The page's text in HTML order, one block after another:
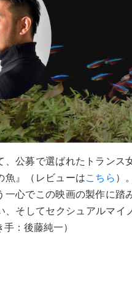
、公募で選ばれたトランス
魚』（レビューはこちら ）
一心でこの映画の製作に踏
、そしてセクシュアルマイ
手：後藤純一）